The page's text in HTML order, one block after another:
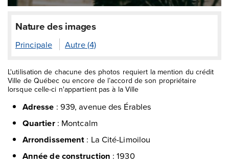
Nature des images
Principale Autre (4)
L'utilisation de chacune des photos requiert la mention du crédit
Ville de Québec ou encore de l’accord de son propriétaire
lorsque celle-ci n'appartient pas à la Ville
Adresse : 939, avenue des Érables
Quartier: Montcalm
Arrondissement : La Cité-Limoilou
Année de construction :1930